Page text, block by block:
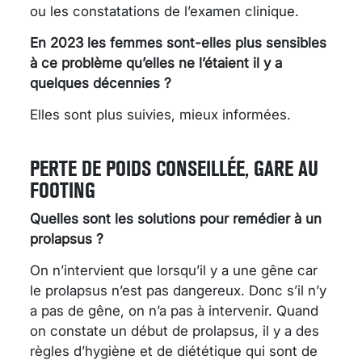
ou les constatations de l’examen clinique.
En 2023 les femmes sont-elles plus sensibles
à ce problème qu’elles ne l’étaient il y a
quelques décennies ?
Elles sont plus suivies, mieux informées.
PERTE DE POIDS CONSEILLÉE, GARE AU
FOOTING
Quelles sont les solutions pour remédier à un
prolapsus ?
On n’intervient que lorsqu’il y a une gêne car
le prolapsus n’est pas dangereux. Donc s’il n’y
a pas de gêne, on n’a pas à intervenir. Quand
on constate un début de prolapsus, il y a des
règles d’hygiène et de diététique qui sont de